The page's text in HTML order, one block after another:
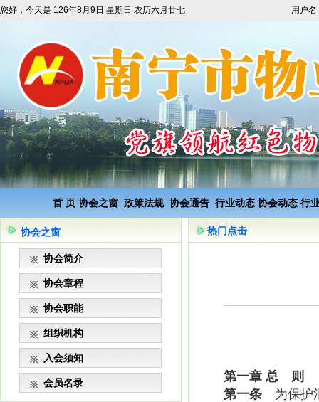
您好，今天是 126年8月9日 星期日 农历六月廿七 用户名
首 页 协会之窗 政策法规 协会通告 行业动态 协会动态 行
协会之窗
协会简介
协会章程
协会职能
组织机构
入会须知
会员名录
热门点击
第一章 总 则
第一条为保护消